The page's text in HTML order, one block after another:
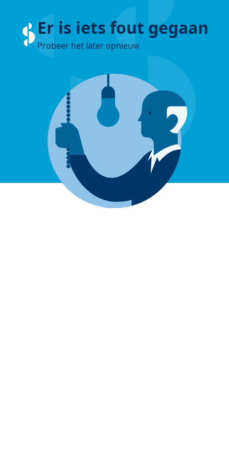
Er is iets fout gegaan
Probeer het later opnieuw